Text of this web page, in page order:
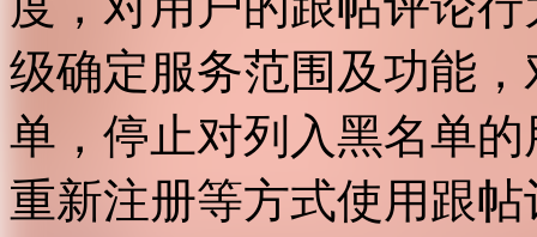
级确定服务范围及功能
单，停止对列入黑名单
重新注册等方式使用跟